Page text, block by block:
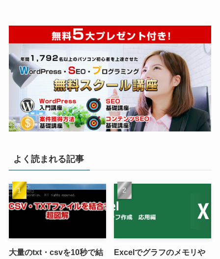
よく読まれる記事
大量のtxt・csvを10秒で結
Excelでグラフのメモリや